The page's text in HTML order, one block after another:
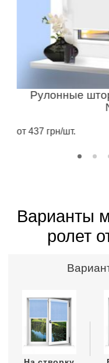
Рулонные
от 437 грн/шт.
Варианты
ролет